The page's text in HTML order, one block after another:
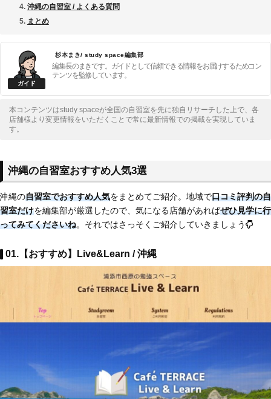
沖縄の自習室 / よくある質問
まとめ
杉本まき/ study space編集部
編集長のまきです。ガイドとして信頼できる情報をお届けするためコン
テンツを監修しています。
本コンテンツはstudy spaceが全国の自習室を先に独自リサーチした上で、各
店舗様より変更情報をいただくことで常に最新情報での掲載を実現していま
す。
沖縄の自習室おすすめ人気3選
沖縄の自習室でおすすめ人気をまとめてご紹介。地域で口コミ評判の自
習室だけを編集部が厳選したので、気になる店舗があればぜひ見学に行
ってみてくださいね。それではさっそくご紹介していきましょう
01.【おすすめ】Live&Learn / 沖縄